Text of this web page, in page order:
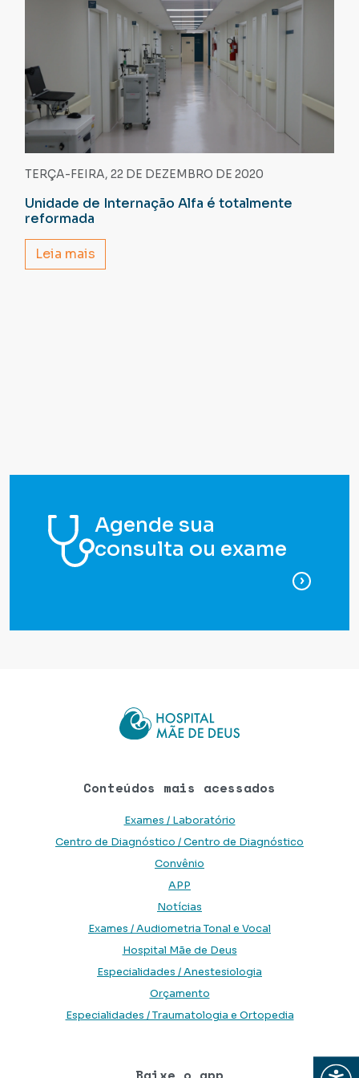
Abrir
TERÇA-FEIRA, 22 DE DEZEMBRO DE 2020
Unidade de Internação Alfa é totalmente
reformada
Leia mais
Agende sua
consulta ou exame
para
Conteúdos mais acessados
Exames / Laboratório
Centro de Diagnóstico / Centro de Diagnóstico
Convênio
APP
Notícias
Exames / Audiometria Tonal e Vocal
Hospital Mãe de Deus
Especialidades / Anestesiologia
Orçamento
Especialidades / Traumatologia e Ortopedia